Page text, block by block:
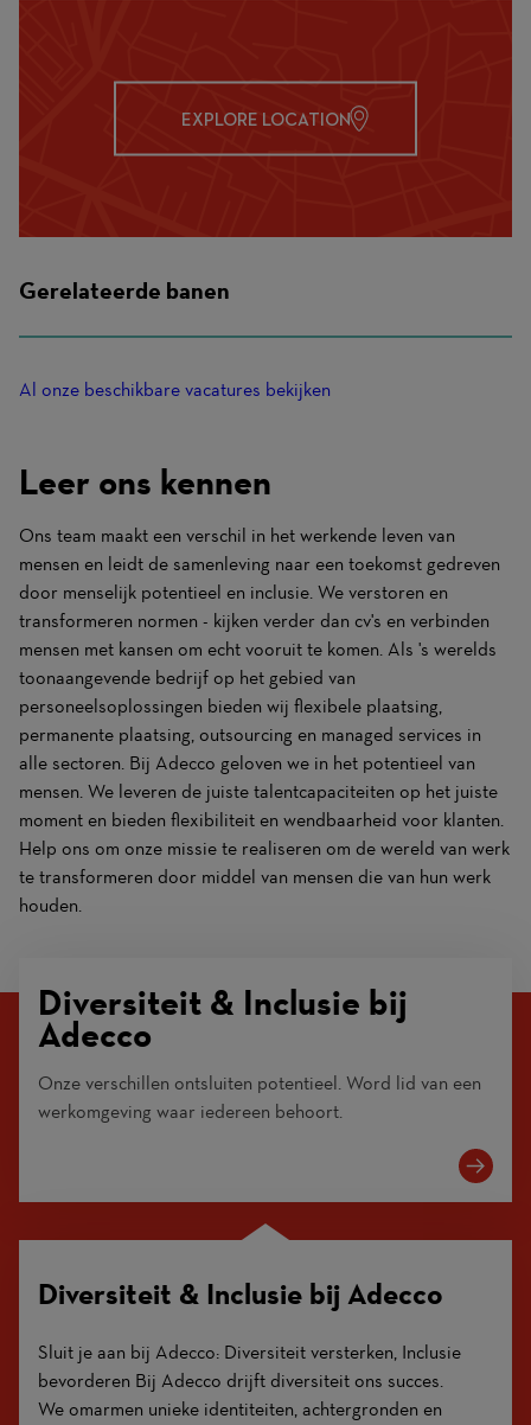
EXPLORE LOCATION
Gerelateerde banen
Al onze beschikbare vacatures bekijken
Leer ons kennen
Ons team maakt een verschil in het werkende leven van
mensen en leidt de samenleving naar een toekomst gedreven
door menselijk potentieel en inclusie. We verstoren en
transformeren normen - kijken verder dan cv's en verbinden
mensen met kansen om echt vooruit te komen. Als 's werelds
toonaangevende bedrijf op het gebied van
personeelsoplossingen bieden wij flexibele plaatsing,
permanente plaatsing, outsourcing en managed services in
alle sectoren. Bij Adecco geloven we in het potentieel van
mensen. We leveren de juiste talentcapaciteiten op het juiste
moment en bieden flexibiliteit en wendbaarheid voor klanten.
Help ons om onze missie te realiseren om de wereld van werk
te transformeren door middel van mensen die van hun werk
houden.
Diversiteit & Inclusie bij
Adecco
Onze verschillen ontsluiten potentieel. Word lid van een
werkomgeving waar iedereen behoort.
Diversiteit & Inclusie bij Adecco
Sluit je aan bij Adecco: Diversiteit versterken, Inclusie
bevorderen Bij Adecco drijft diversiteit ons succes.
We omarmen unieke identiteiten, achtergronden en